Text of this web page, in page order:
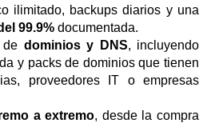
ilimitado, backups diarios y una
99.9% documentada.
de dominios y DNS, incluyendo
y packs de dominios que tienen
proveedores IT o empresas
a extremo, desde la compra